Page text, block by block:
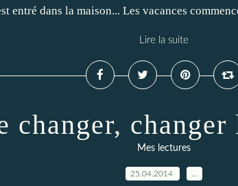
entré dans la maison... Les vacances
Lire la suite
changer, changer
Mes lectures
25.04.2014